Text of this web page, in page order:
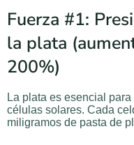
Fuerza #1:
la plata
200%)
La plata es esencial
células solares. Cada
miligramos de pasta de